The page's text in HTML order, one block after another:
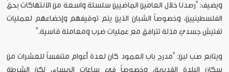
ويضيف: "رصدنا خلال العامَين الماضيين سلسلة واسعة من الانتهاكات بحقّ
الفلسطينيين، وخصوصاً الشبان الذين يتم توقيفهم وإخضاعهم لعمليات
تفتيش جسدي مذلة تترافق مع عمليات ضرب ومعاملة قاسية."
ويتابع صب لبن: "مدرج باب العمود كان لعدة أعوام متنفساً للعشرات من
سكان البلدة القديمة، وخصوصاً في ساعات المساء، لكن الشرطة